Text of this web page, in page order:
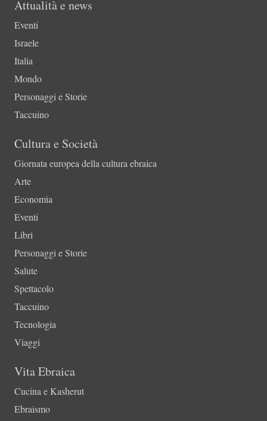
Attualità e news
Eventi
Israele
Italia
Mondo
Personaggi e Storie
Taccuino
Cultura e Società
Giornata europea della cultura ebraica
Arte
Economia
Eventi
Libri
Personaggi e Storie
Salute
Spettacolo
Taccuino
Tecnologia
Viaggi
Vita Ebraica
Cucina e Kasherut
Ebraismo